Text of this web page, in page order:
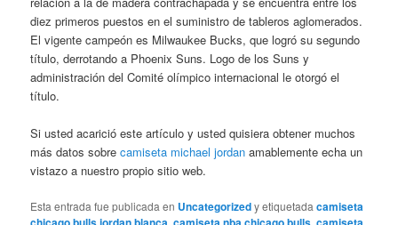
diez primeros puestos en el suministro de tableros aglomerados.
El vigente campeón es Milwaukee Bucks, que logró su segundo
título, derrotando a Phoenix Suns. Logo de los Suns y
administración del Comité olímpico internacional le otorgó el
título.
Si usted acarició este artículo y usted quisiera obtener muchos
más datos sobrecamiseta michael jordan amablemente echa un
vistazo a nuestro propio sitio web.
Esta entrada fue publicada en Uncategorizedy etiquetadacamiseta